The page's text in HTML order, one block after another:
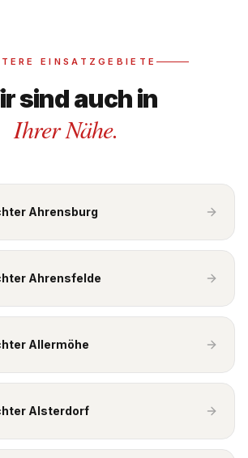
EINSATZGEBIETE
sind auch in
Ihrer Nähe.
Ahrensburg
Ahrensfelde
Allermöhe
Alsterdorf